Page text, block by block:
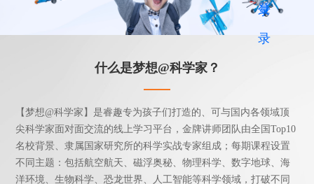
录
登
录
什么是梦想@科学家？
【梦想@科学家】是睿趣专为孩子们打造的、可与国内各领域顶
尖科学家面对面交流的线上学习平台，金牌讲师团队由全国Top10
名校背景、隶属国家研究所的科学实战专家组成；每期课程设置
不同主题：包括航空航天、磁浮奥秘、物理科学、数字地球、海
洋环境、生物科学、恐龙世界、人工智能等科学领域，打破不同